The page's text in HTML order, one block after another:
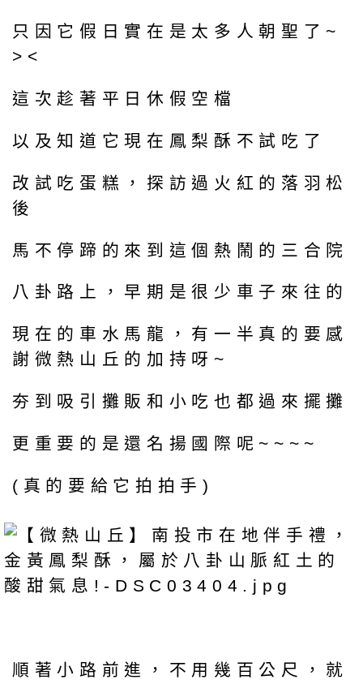
只因它假日實在是太多人朝聖了~
><
這次趁著平日休假空檔
以及知道它現在鳳梨酥不試吃了
改試吃蛋糕，探訪過火紅的落羽松
後
馬不停蹄的來到這個熱鬧的三合院
八卦路上，早期是很少車子來往的
現在的車水馬龍，有一半真的要感
謝微熱山丘的加持呀~
夯到吸引攤販和小吃也都過來擺攤
更重要的是還名揚國際呢~~~~
(真的要給它拍拍手)
順著小路前進，不用幾百公尺，就